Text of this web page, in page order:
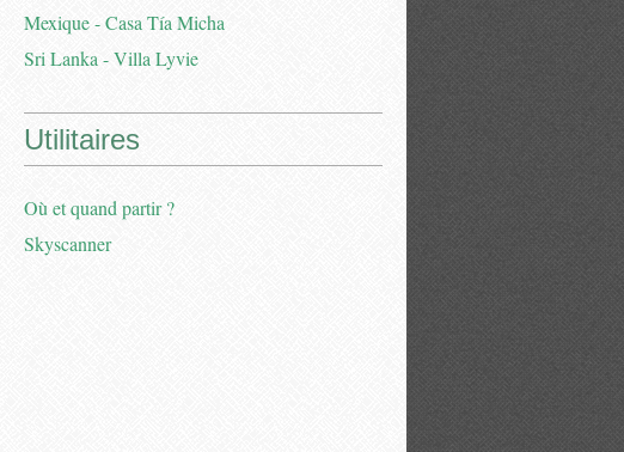
Mexique - Casa Tía Micha
Sri Lanka - Villa Lyvie
Utilitaires
Où et quand partir ?
Skyscanner